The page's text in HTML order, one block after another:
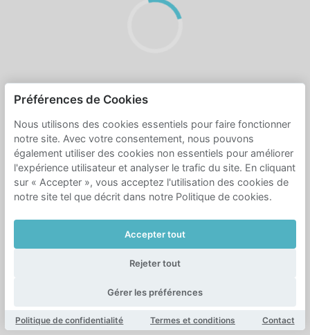
Préférences de Cookies
Nous utilisons des cookies essentiels pour faire fonctionner
notre site. Avec votre consentement, nous pouvons
également utiliser des cookies non essentiels pour améliorer
l'expérience utilisateur et analyser le trafic du site. En cliquant
sur « Accepter », vous acceptez l'utilisation des cookies de
notre site tel que décrit dans notre Politique de cookies.
Accepter tout
Rejeter tout
Gérer les préférences
Politique de confidentialité Termes et conditions Contact